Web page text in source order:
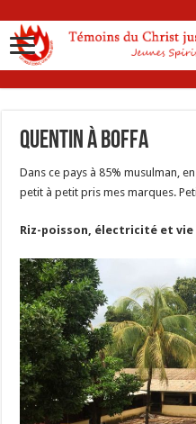
Quentin à Boffa
Dans ce pays à 85% musulman,
petit à petit pris mes marques.
Riz-poisson, électricité et vie